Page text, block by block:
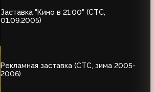
Заставка "Кино в 21:00" (СТС,
01.09.2005)
Рекламная заставка (СТС, зима 2005-
2006)